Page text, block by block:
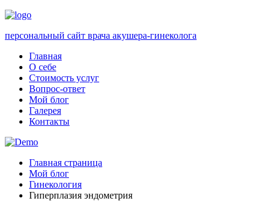
персональный сайт врача акушера-гинеколога
Главная
О себе
Стоимость услуг
Вопрос-ответ
Мой блог
Галерея
Контакты
Главная страница
Мой блог
Гинекология
Гиперплазия эндометрия